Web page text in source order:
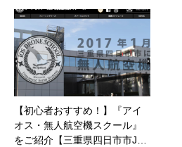
【初心者おすすめ！】『アイ
オス・無人航空機スクール』
をご紹介【三重県四日市市J…